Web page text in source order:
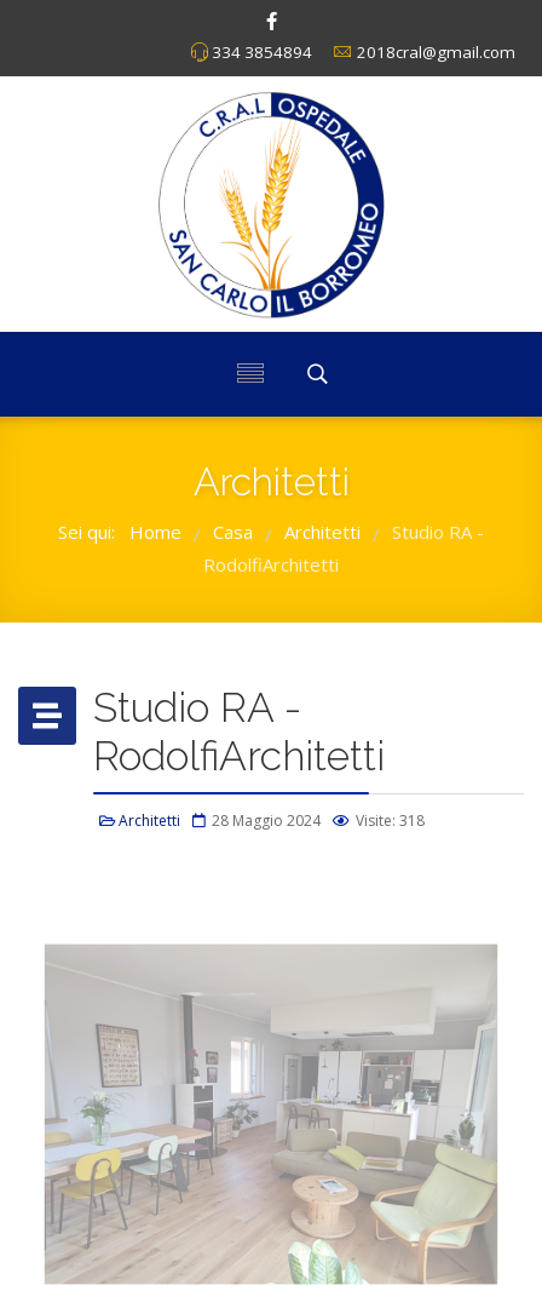
334 3854894 2018cral@gmail.com
Architetti
Sei qui: Home / Casa / Architetti / Studio RA -
RodolfiArchitetti
Studio RA -
RodolfiArchitetti
Architetti 28 Maggio 2024 Visite: 318